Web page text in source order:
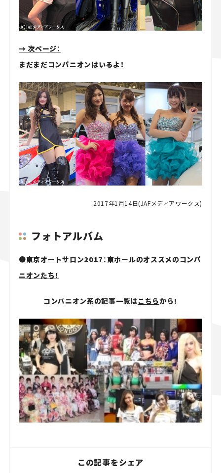
→ 次ページ：
まだまだコンパニオンはいるよ！
2017年1月14日(JAFメディアワークス)
フォトアルバム
●東京オートサロン2017：東ホールのオススメのコンパ
ニオンたち！
コンパニオン系の記事一覧はこちらから！
この記事をシェア